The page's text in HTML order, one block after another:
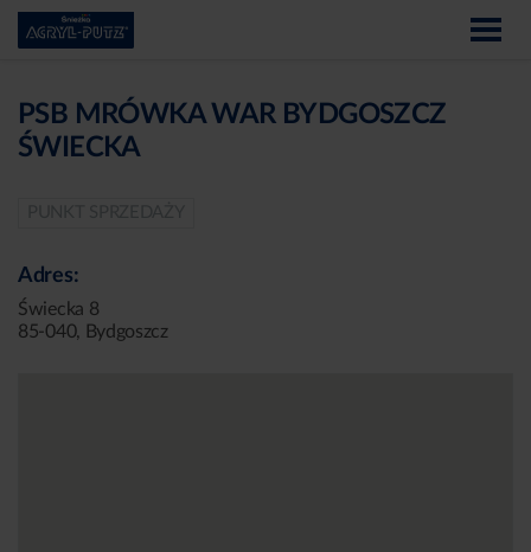
PSB MRÓWKA WAR BYDGOSZCZ
ŚWIECKA
Adres:
Świecka 8
85-040, Bydgoszcz